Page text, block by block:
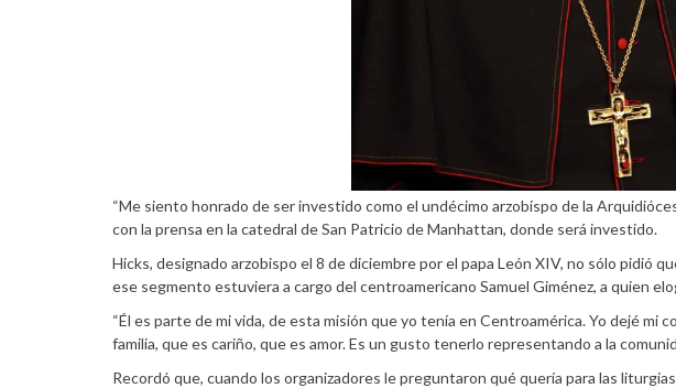
“Me siento honrado de ser investido como el undécimo arzobispo de la
con la prensa en la catedral de San Patricio de Manhattan, donde será investido.
Hicks, designado arzobispo el 8 de diciembre por el papa León XIV, no sólo pidió
ese segmento estuviera a cargo del centroamericano Samuel Giménez, a quien
“Él es parte de mi vida, de esta misión que yo tenía en Centroamérica. Yo dejé mi
familia, que es cariño, que es amor. Es un gusto tenerlo representando a la
Recordó que, cuando los organizadores le preguntaron qué quería para las